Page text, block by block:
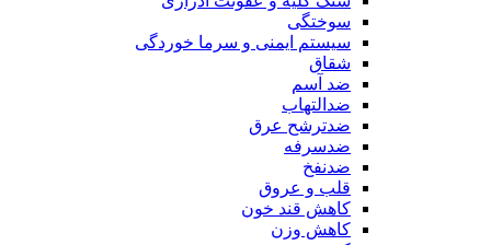
سوختگی
سیستم ایمنی و سرما خوردگی
شقاق
ضد آسم
ضدالتهاب
ضدترشح عرق
ضدسرفه
ضدنفخ
قلب و عروق
کاهش قند خون
کاهش وزن